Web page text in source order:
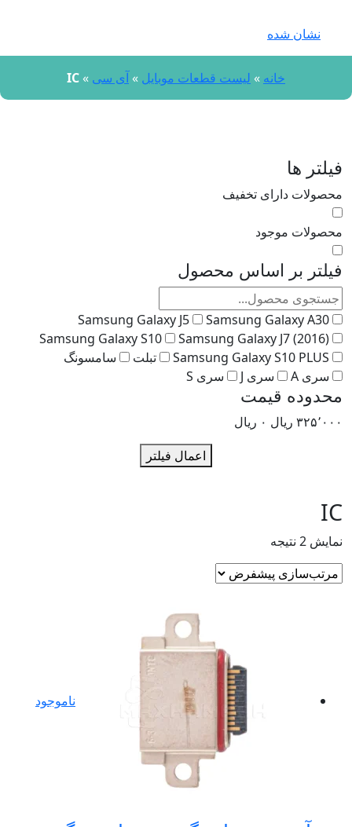
نشان شده
خانه»لیست قطعات موبایل»آی سی »
IC
ها
دارای تخفیف
موجود
بر اساس محصول
Samsung Galaxy A30
Samsung Galaxy J5
Samsung Galaxy J7 (2016)
Samsung Galaxy S10
Samsung Galaxy S10 PLUS
تبلت
سامسونگ
سری A
سری J سری S
قیمت
ریال ۰ریال
اعمال فیلتر
2 نتیجه
ناموجود